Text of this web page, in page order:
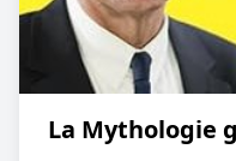
La Mythologie